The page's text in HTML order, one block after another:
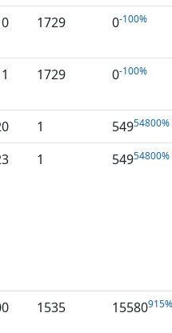
1729 0-100%
1729 0-100%
1 54954800%
1 54954800%
1535 15580915%